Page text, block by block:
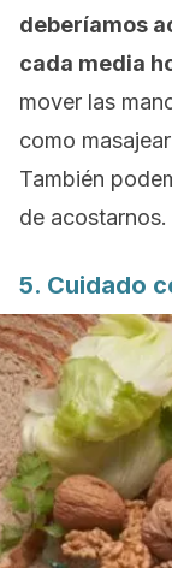
deberíamos
cada media
mover las
como
También
de acostarnos.
5. Cuidado